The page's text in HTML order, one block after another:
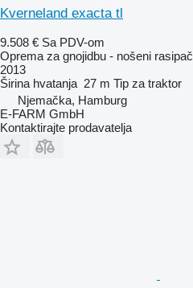
Kverneland exacta tl
9.508 € Sa PDV-om
Oprema za gnojidbu - nošeni rasipač
2013
Širina hvatanja 27 m Tip za traktor
Njemačka, Hamburg
E-FARM GmbH
Kontaktirajte prodavatelja